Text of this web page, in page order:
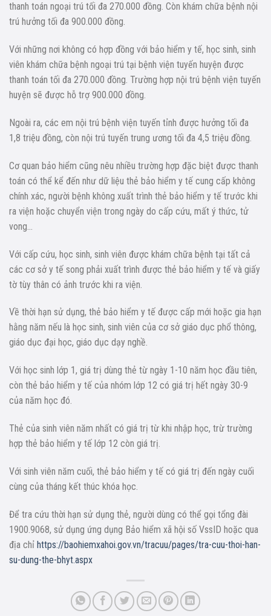
thanh toán ngoại trú tối đa 270.000 đồng. Còn khám chữa bệnh nội
trú hưởng tối đa 900.000 đồng.
Với những nơi không có hợp đồng với bảo hiểm y tế, học sinh, sinh
viên khám chữa bệnh ngoại trú tại bệnh viện tuyến huyện được
thanh toán tối đa 270.000 đồng. Trường hợp nội trú bệnh viện tuyến
huyện sẽ được hỗ trợ 900.000 đồng.
Ngoài ra, các em nội trú bệnh viện tuyến tỉnh được hưởng tối đa
1,8 triệu đồng, còn nội trú tuyến trung ương tối đa 4,5 triệu đồng.
Cơ quan bảo hiểm cũng nêu nhiều trường hợp đặc biệt được thanh
toán có thể kể đến như dữ liệu thẻ bảo hiểm y tế cung cấp không
chính xác, người bệnh không xuất trình thẻ bảo hiểm y tế trước khi
ra viện hoặc chuyển viện trong ngày do cấp cứu, mất ý thức, tử
vong…
Với cấp cứu, học sinh, sinh viên được khám chữa bệnh tại tất cả
các cơ sở y tế song phải xuất trình được thẻ bảo hiểm y tế và giấy
tờ tùy thân có ảnh trước khi ra viện.
Về thời hạn sử dụng, thẻ bảo hiểm y tế được cấp mới hoặc gia hạn
hằng năm nếu là học sinh, sinh viên của cơ sở giáo dục phổ thông,
giáo dục đại học, giáo dục dạy nghề.
Với học sinh lớp 1, giá trị dùng thẻ từ ngày 1-10 năm học đầu tiên,
còn thẻ bảo hiểm y tế của nhóm lớp 12 có giá trị hết ngày 30-9
của năm học đó.
Thẻ của sinh viên năm nhất có giá trị từ khi nhập học, trừ trường
hợp thẻ bảo hiểm y tế lớp 12 còn giá trị.
Với sinh viên năm cuối, thẻ bảo hiểm y tế có giá trị đến ngày cuối
cùng của tháng kết thúc khóa học.
Để tra cứu thời hạn sử dụng thẻ, người dùng có thể gọi tổng đài
1900.9068, sử dụng ứng dụng Bảo hiểm xã hội số VssID hoặc qua
địa chỉ https://baohiemxahoi.gov.vn/tracuu/pages/tra-cuu-thoi-han-
su-dung-the-bhyt.aspx